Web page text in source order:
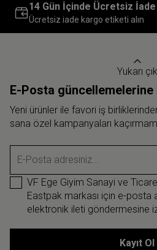
14 Gün İçinde Ücretsiz İade
Ücretsiz iade kargo etiketi alın
Yukarı çık
E-Posta
Yeni ürünler ile favori iş
sana özel kampanyaları
E-Posta adresiniz...
VF Ege Giyim Sanayi ve
Eastpak markası için e-posta
elektronik ileti göndermesine
Kayıt Ol